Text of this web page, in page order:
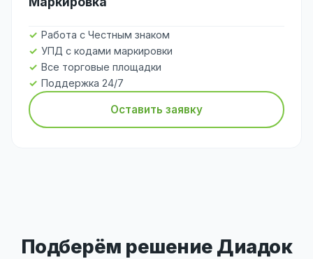
Работа с Честным знаком
УПД с кодами маркировки
Все торговые площадки
Поддержка 24/7
Оставить заявку
Подберём решение Диадок